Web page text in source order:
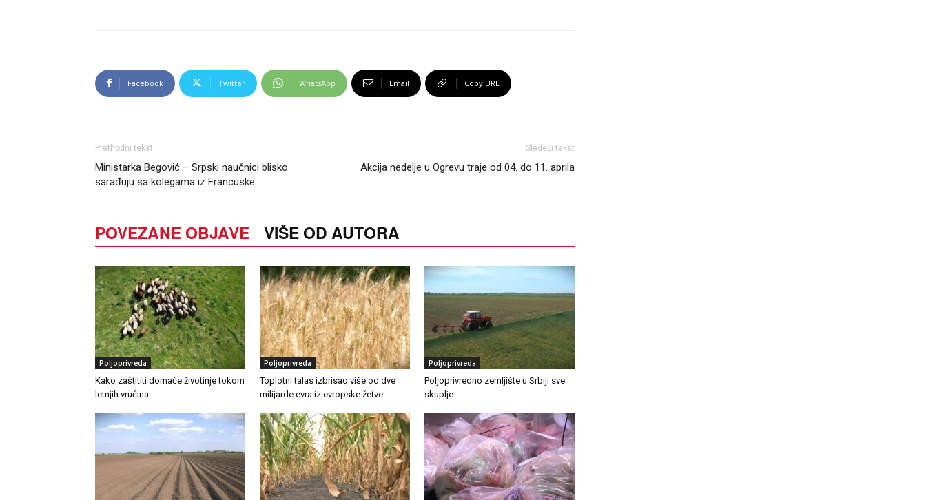
Facebook Twitter WhatsApp Email Copy URL
Prethodni tekst
Ministarka Begović – Srpski naučnici blisko
sarađuju sa kolegama iz Francuske
Sledeći tekst
Akcija nedelje u Ogrevu traje od 04. do 11. aprila
POVEZANE OBJAVE VIŠE OD AUTORA
Poljoprivreda
Kako zaštititi domaće životinje tokom
letnjih vrućina
Poljoprivreda
Toplotni talas izbrisao više od dve
milijarde evra iz evropske žetve
Poljoprivreda
Poljoprivredno zemljište u Srbiji sve
skuplje